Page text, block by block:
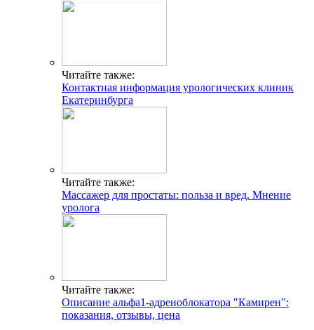
Читайте также:
Контактная информация урологических клиник
Екатеринбурга
Читайте также:
Массажер для простаты: польза и вред. Мнение
уролога
Читайте также:
Описание альфа1-адреноблокатора "Камирен":
показания, отзывы, цена